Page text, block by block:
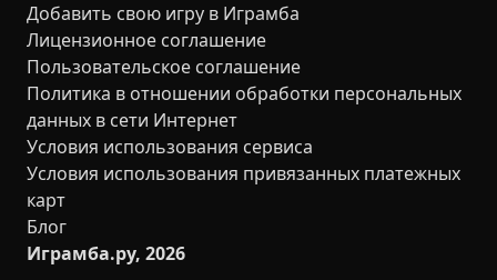
Добавить свою игру в Играмба
Лицензионное соглашение
Пользовательское соглашение
Политика в отношении обработки персональных
данных в сети Интернет
Условия использования сервиса
Условия использования привязанных платежных
карт
Блог
Играмба.ру, 2026